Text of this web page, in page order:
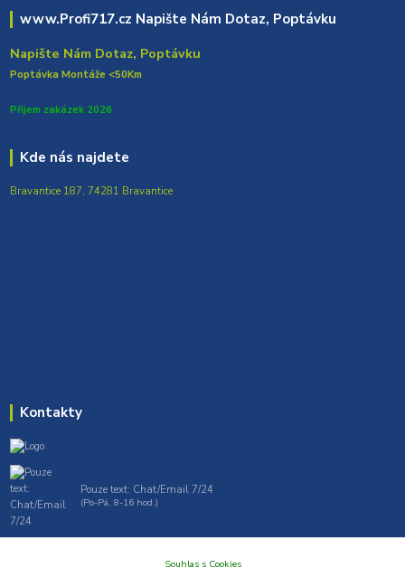
www.Profi717.cz Napište Nám Dotaz, Poptávku
Napište Nám Dotaz, Poptávku
Poptávka Montáže <50Km
Přijem zakázek 2026
Kde nás najdete
Bravantice 187, 74281 Bravantice
Kontakty
Pouze text: Chat/Email 7/24
(Po-Pá, 8-16 hod.)
Souhlas s Cookies